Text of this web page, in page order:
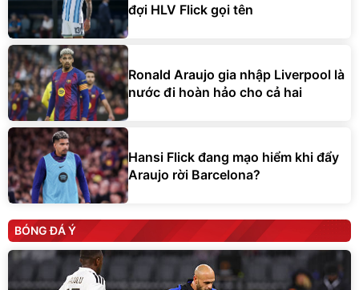
đợi HLV Flick gọi tên
Ronald Araujo gia nhập Liverpool là
nước đi hoàn hảo cho cả hai
Hansi Flick đang mạo hiểm khi đẩy
Araujo rời Barcelona?
BÓNG ĐÁ Ý